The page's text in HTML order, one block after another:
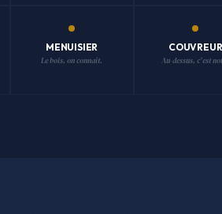
MENUISIER
Le bois, on connaît.
COUVREUR
Au-dessus, c'est